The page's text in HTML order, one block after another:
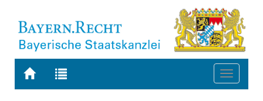
Zur
Zur
Toggle